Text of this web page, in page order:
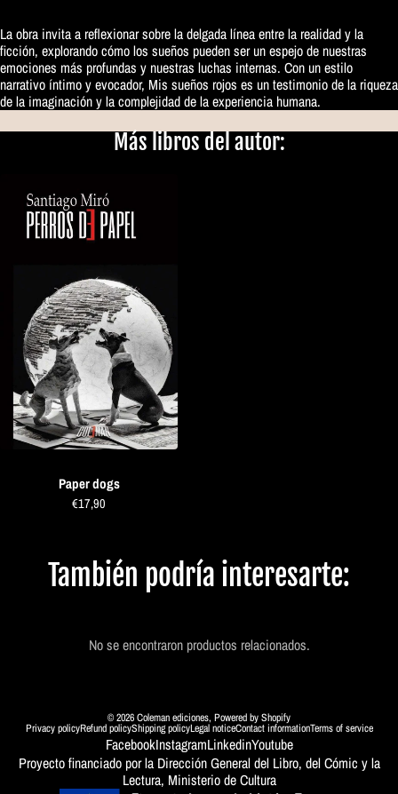
La obra invita a reflexionar sobre la delgada línea entre la realidad y la
ficción, explorando cómo los sueños pueden ser un espejo de nuestras
emociones más profundas y nuestras luchas internas. Con un estilo
narrativo íntimo y evocador, Mis sueños rojos es un testimonio de la riqueza
de la imaginación y la complejidad de la experiencia humana.
Más libros del autor:
Paper dogs
€17,90
También podría interesarte:
No se encontraron productos relacionados.
© 2026Coleman ediciones, Powered by Shopify
Privacy policyRefund policyShipping policyLegal noticeContact informationTerms of service
FacebookInstagramLinkedinYoutube
Proyecto financiado por la Dirección General del Libro, del Cómic y la
Lectura, Ministerio de Cultura